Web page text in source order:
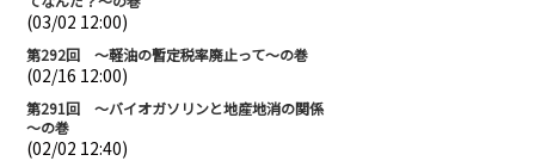
(03/02 12:00)
第292回 ～軽油の暫定税率廃止って～の巻
(02/16 12:00)
第291回 ～バイオガソリンと地産地消の関係
～の巻
(02/02 12:40)